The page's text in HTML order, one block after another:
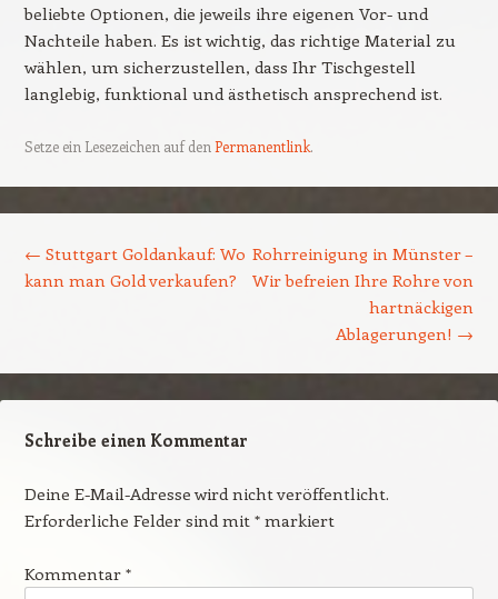
beliebte Optionen, die jeweils ihre eigenen Vor- und
Nachteile haben. Es ist wichtig, das richtige Material zu
wählen, um sicherzustellen, dass Ihr Tischgestell
langlebig, funktional und ästhetisch ansprechend ist.
Setze ein Lesezeichen auf den Permanentlink.
← Stuttgart Goldankauf: Wo
kann man Gold verkaufen?
Rohrreinigung in Münster –
Wir befreien Ihre Rohre von
hartnäckigen
Ablagerungen! →
Schreibe einen Kommentar
Deine E-Mail-Adresse wird nicht veröffentlicht.
Erforderliche Felder sind mit *markiert
Kommentar *